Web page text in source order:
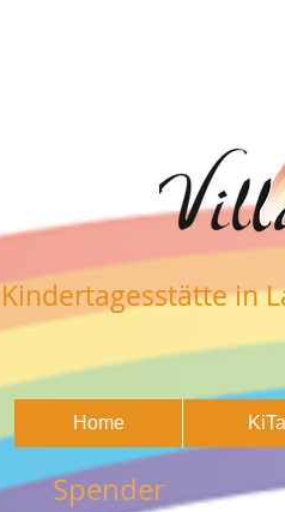
Kindertagesstätte in
Kindertagesstätte in
Home KiTa
Spender